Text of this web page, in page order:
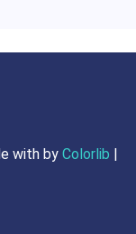
with by Colorlib |